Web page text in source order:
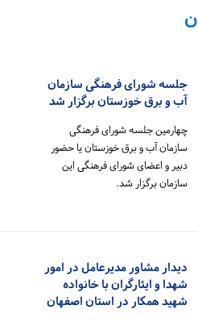
جلسه شورای فرهنگی سازمان
آب و برق خوزستان برگزار شد
چهارمین جلسه شورای فرهنگی
سازمان آب و برق خوزستان یا حضور
دبیر و اعضای شورای فرهنگی این
سازمان برگزار شد.
دیدار مشاور مدیرعامل در امور
شهدا و ایثارگران با خانواده
شهید همکار در استان اصفهان